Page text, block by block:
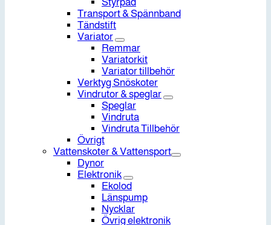
Styrpad
Transport & Spännband
Tändstift
Variator
Remmar
Variatorkit
Variator tillbehör
Verktyg Snöskoter
Vindrutor & speglar
Speglar
Vindruta
Vindruta Tillbehör
Övrigt
Vattenskoter & Vattensport
Dynor
Elektronik
Ekolod
Länspump
Nycklar
Övrig elektronik